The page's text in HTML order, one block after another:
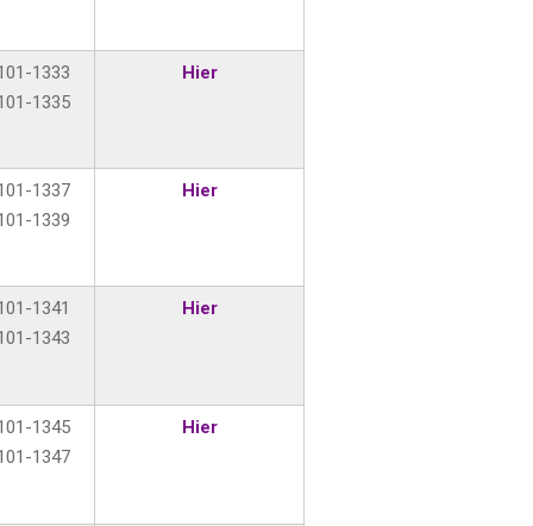
1333
1335
Hier
1337
1339
Hier
1341
1343
Hier
1345
1347
Hier